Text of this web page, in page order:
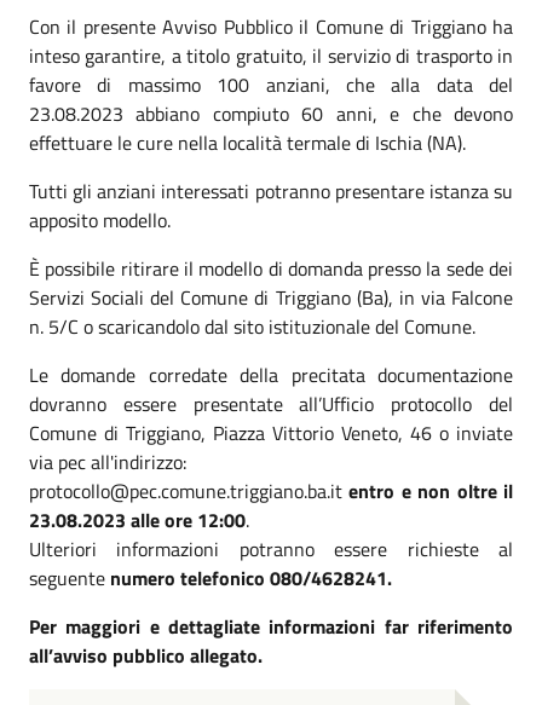
Con il presente Avviso Pubblico il Comune di Triggiano ha
inteso garantire, a titolo gratuito, il servizio di trasporto in
favore di massimo 100 anziani, che alla data del
23.08.2023 abbiano compiuto 60 anni, e che devono
effettuare le cure nella località termale di Ischia (NA).
Tutti gli anziani interessati potranno presentare istanza su
apposito modello.
È possibile ritirare il modello di domanda presso la sede dei
Servizi Sociali del Comune di Triggiano (Ba), in via Falcone
n. 5/C o scaricandolo dal sito istituzionale del Comune.
Le domande corredate della precitata documentazione
dovranno essere presentate all’Ufficio protocollo del
Comune di Triggiano, Piazza Vittorio Veneto, 46 o inviate
via pec all'indirizzo:
protocollo@pec.comune.triggiano.ba.itentro e non oltre il
23.08.2023 alle ore 12:00.
Ulteriori informazioni potranno essere richieste al
seguente numero telefonico 080/4628241.
Per maggiori e dettagliate informazioni far riferimento
all’avviso pubblico allegato.